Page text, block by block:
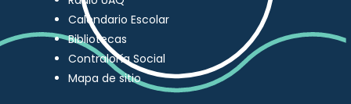
Calendario Escolar
Bibliotecas
Contraloría Social
Mapa de sitio